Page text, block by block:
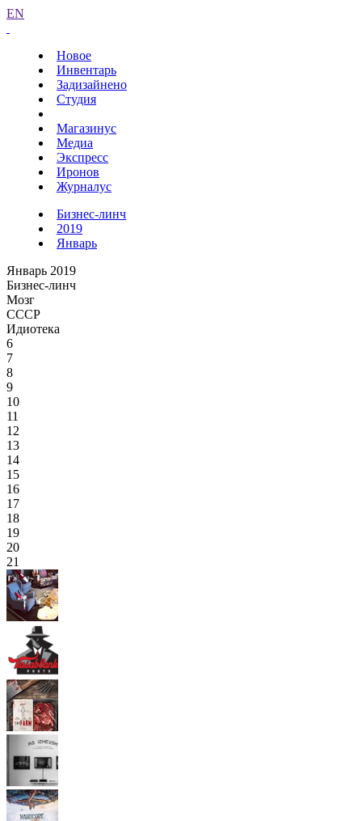
EN
Новое
Инвентарь
Задизайнено
Студия
Магазинус
Медиа
Экспресс
Иронов
Журналус
Бизнес-линч
2019
Январь
Январь 2019
Бизнес-линч
Мозг
СССР
Идиотека
6
7
8
9
10
11
12
13
14
15
16
17
18
19
20
21